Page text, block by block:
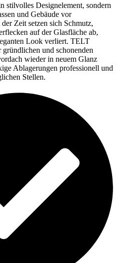
stilvolles Designelement, sondern
und Gebäude vor
Zeit setzen sich Schmutz,
auf der Glasfläche ab,
Look verliert. TELT
und schonenden
wieder in neuem Glanz
Ablagerungen professionell und
Stellen.